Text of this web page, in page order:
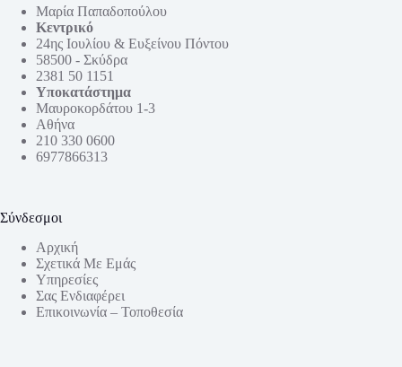
Μαρία Παπαδοπούλου
Κεντρικό
24ης Ιουλίου & Ευξείνου Πόντου
58500 - Σκύδρα
2381 50 1151
Υποκατάστημα
Μαυροκορδάτου 1-3
Αθήνα
210 330 0600
6977866313
Σύνδεσμοι
Αρχική
Σχετικά Με Εμάς
Υπηρεσίες
Σας Ενδιαφέρει
Επικοινωνία – Τοποθεσία